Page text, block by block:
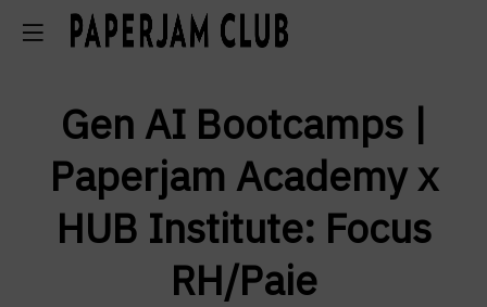
Gen AI Bootcamps |
Paperjam Academy x
HUB Institute: Focus
RH/Paie